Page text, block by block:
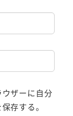
ザーに自分
存する。